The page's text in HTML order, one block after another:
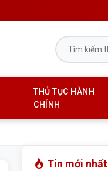
THỦ TỤC HÀNH
CHÍNH
Tin mới nhất